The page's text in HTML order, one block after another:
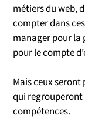
métiers du web,
compter dans
manager pour la
pour le compte
Mais ceux seront
qui regrouperont
compétences.